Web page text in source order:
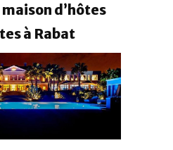
d’hôtes
à Rabat